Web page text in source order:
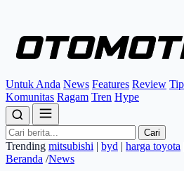
Untuk Anda News Features Review
Komunitas Ragam Tren Hype
Cari
Trending mitsubishi | byd | harga toyota
Beranda /News